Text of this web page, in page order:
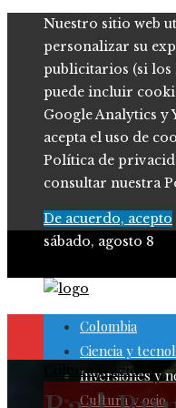
Nuestro sitio web
personalizar su
publicitarios (si los
puede incluir
Google Analytics y
acepta el uso de
Política de
consultar nuestra
De acuerdo, acepto
sábado, agosto 8
Colombia
Ciencia y
Inversiones y
Cultura y ocio
Cultura y ocio